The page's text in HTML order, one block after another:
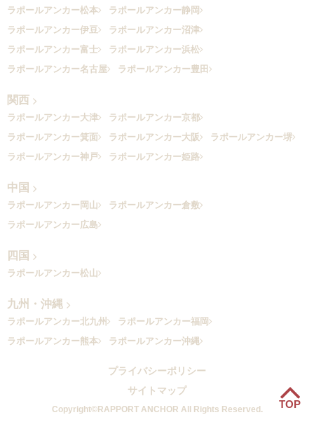
ラポールアンカー松本
ラポールアンカー静岡
ラポールアンカー伊豆
ラポールアンカー沼津
ラポールアンカー富士
ラポールアンカー浜松
ラポールアンカー名古屋
ラポールアンカー豊田
関西
ラポールアンカー大津
ラポールアンカー京都
ラポールアンカー箕面
ラポールアンカー大阪
ラポールアンカー堺
ラポールアンカー神戸
ラポールアンカー姫路
中国
ラポールアンカー岡山
ラポールアンカー倉敷
ラポールアンカー広島
四国
ラポールアンカー松山
九州・沖縄
ラポールアンカー北九州
ラポールアンカー福岡
ラポールアンカー熊本
ラポールアンカー沖縄
プライバシーポリシー
サイトマップ
Copyright©RAPPORT ANCHOR All Rights Reserved. TOP